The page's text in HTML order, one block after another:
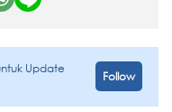
Update
Follow